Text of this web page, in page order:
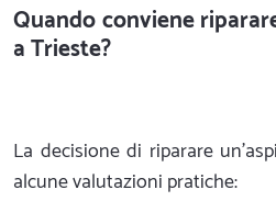
Quando conviene
a Trieste?
La decisione di riparare
alcune valutazioni pratiche: